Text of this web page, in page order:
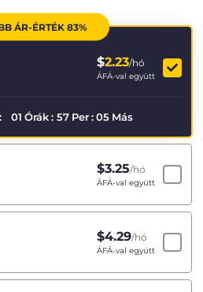
ÁR-ÉRTÉK 83%
$2.23/hó
ÁFÁ-val együtt
01 Órák: 57 Per:05 Más
$3.25/hó
ÁFÁ-val együtt
$4.29/hó
ÁFÁ-val együtt